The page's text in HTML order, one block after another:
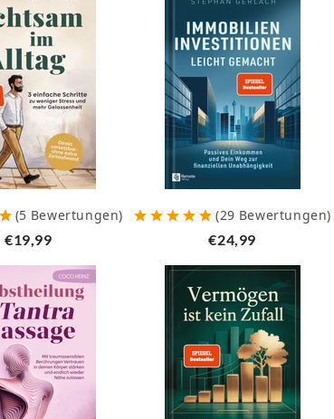
(5 Bewertungen)
€19,99
(29 Bewertungen)
€24,99